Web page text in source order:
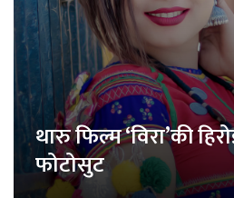
थारु फिल्म ‘विरा’की
फोटोसुट